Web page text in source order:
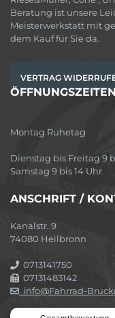
Beratung ist unsere
Meisterwerkstatt mit
dem Kauf für Sie da.
VERTRAG
Montag Ruhetag
Dienstag bis Freitag 9
Samstag 9 bis 14 Uhr
ANSCHRIFT /
Kanalstr. 9
74080 Heilbronn
0713141750
07131483142
info@Fahrrad-